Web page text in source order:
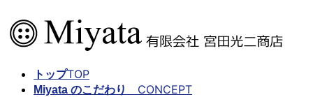
ン
テ
ビ
ゲ
トップTOP
Miyata のこだわり CONCEPT